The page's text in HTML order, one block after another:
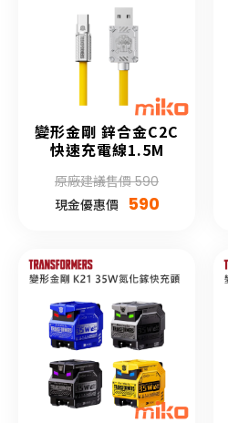
變形金剛 鋅合金C2C
快速充電線1.5M
原廠建議售價 590
現金優惠價
590